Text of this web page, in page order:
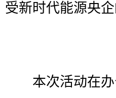
受新时代能源央企
本次活动在办